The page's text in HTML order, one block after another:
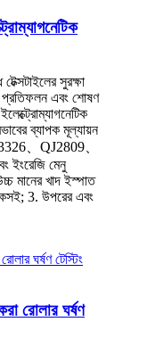
সুরক্ষা
প্রতিফলন এবং শোষণ
ব্যাপক মূল্যায়ন
、QJ2809、
ইংরেজি মেনু
মানের খাদ ইস্পাত
3. উপরের এবং
রোলার ঘর্ষণ